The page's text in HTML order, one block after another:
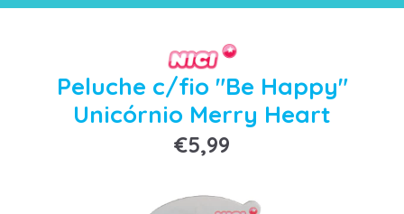
Peluche c/fio "Be Happy"
Unicórnio Merry Heart
€5,99